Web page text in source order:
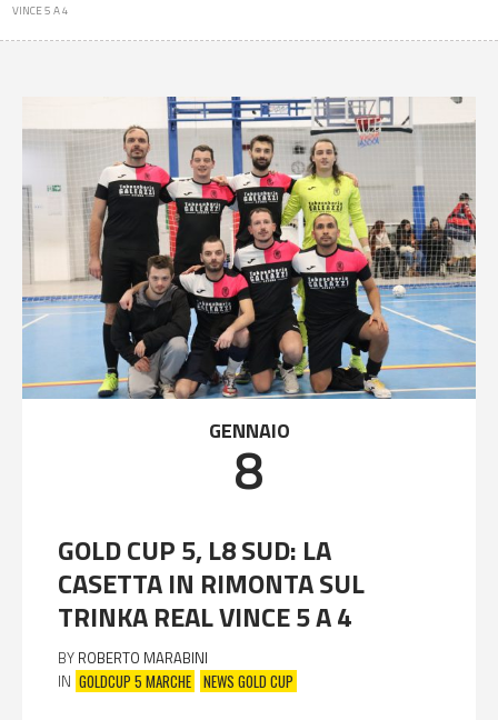
VINCE 5 A 4
GENNAIO
8
GOLD CUP 5, L8 SUD: LA
CASETTA IN RIMONTA SUL
TRINKA REAL VINCE 5 A 4
BY ROBERTO MARABINI
IN GOLDCUP 5 MARCHE NEWS GOLD CUP